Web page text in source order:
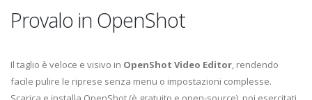
Provalo in OpenShot
Il taglio è veloce e visivo in OpenShot Video Editor, rendendo
facile pulire le riprese senza menu o impostazioni complesse.